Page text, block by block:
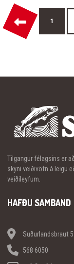
← 1
Tilgangur félagsins er
skyni veiðivötn á leigu
veiðileyfum.
HAFÐU SAMBAND
Suðurlandsbraut
568 6050